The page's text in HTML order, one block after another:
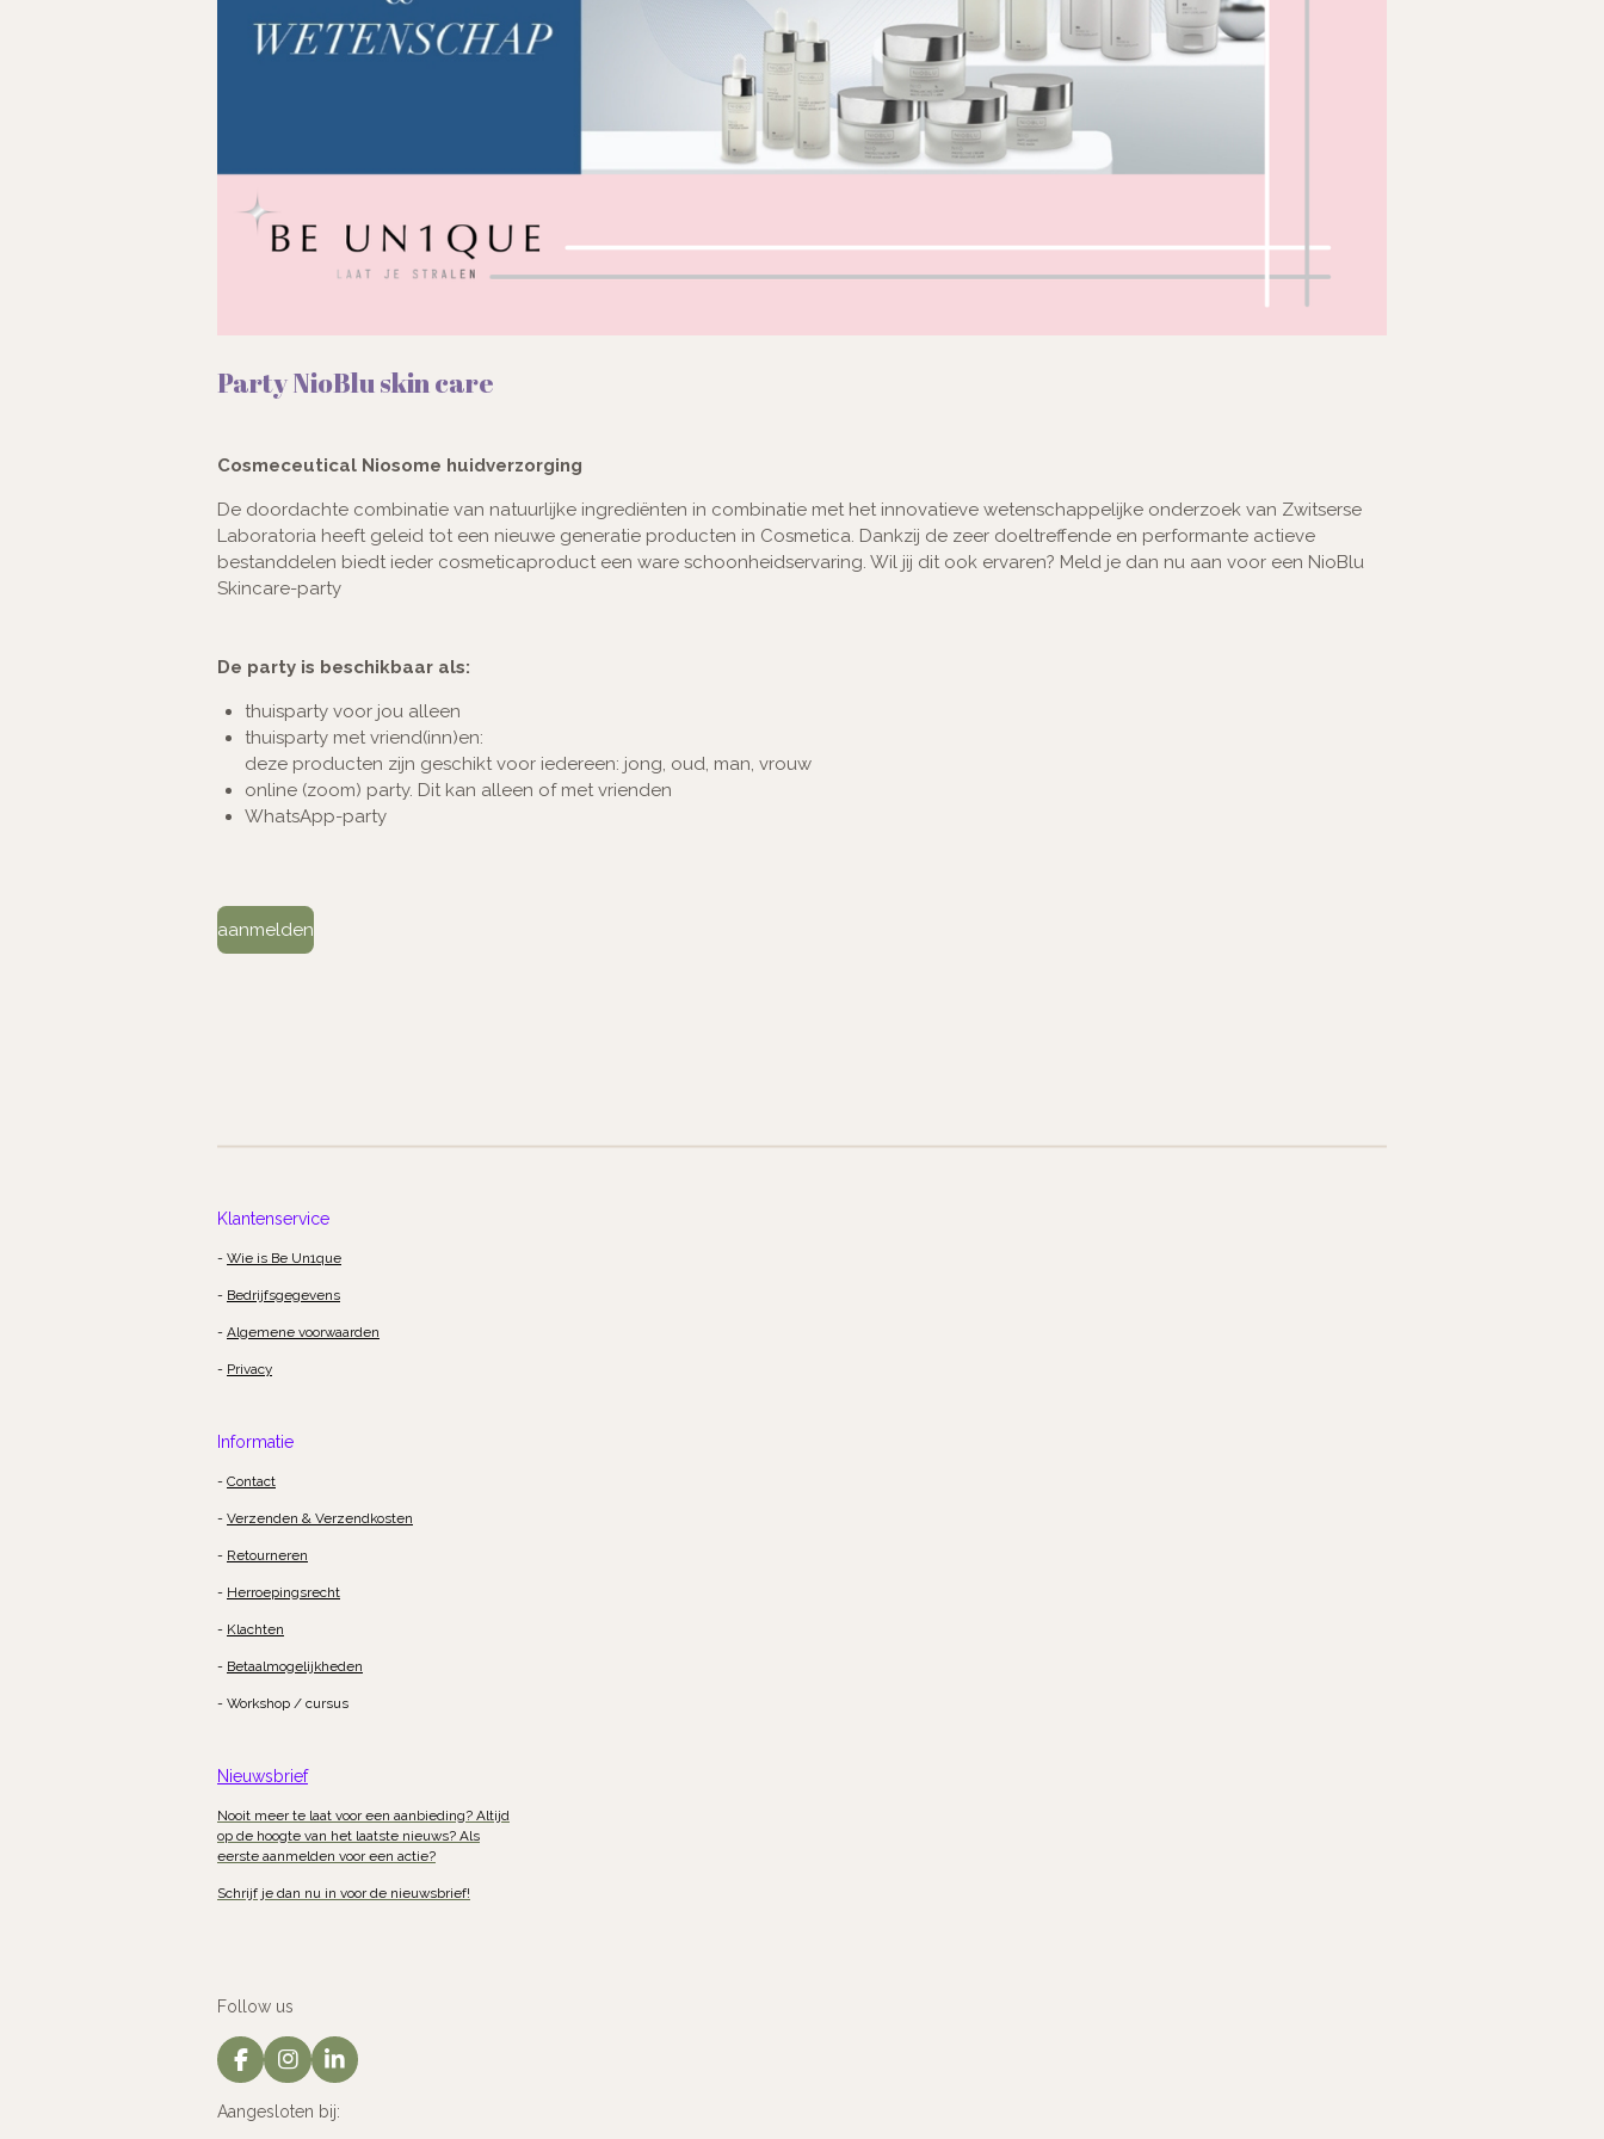
Party NioBlu skin care
Cosmeceutical Niosome huidverzorging
De doordachte combinatie van natuurlijke ingrediënten in combinatie met het innovatieve wetenschappelijke onderzoek van Zwitserse
Laboratoria heeft geleid tot een nieuwe generatie producten in Cosmetica. Dankzij de zeer doeltreffende en performante actieve
bestanddelen biedt ieder cosmeticaproduct een ware schoonheidservaring. Wil jij dit ook ervaren? Meld je dan nu aan voor een NioBlu
Skincare-party
De party is beschikbaar als:
thuisparty voor jou alleen
thuisparty met vriend(inn)en:
deze producten zijn geschikt voor iedereen: jong, oud, man, vrouw
online (zoom) party. Dit kan alleen of met vrienden
WhatsApp-party
aanmelden
Klantenservice
- Wie is Be Un1que
- Bedrijfsgegevens
- Algemene voorwaarden
- Privacy
Informatie
- Contact
- Verzenden & Verzendkosten
- Retourneren
- Herroepingsrecht
- Klachten
- Betaalmogelijkheden
- Workshop / cursus
Nieuwsbrief
Nooit meer te laat voor een aanbieding? Altijd
op de hoogte van het laatste nieuws? Als
eerste aanmelden voor een actie?
Schrijf je dan nu in voor de nieuwsbrief!
Follow us
F
a
c
I
n
s
L
i
n
Aangesloten bij: